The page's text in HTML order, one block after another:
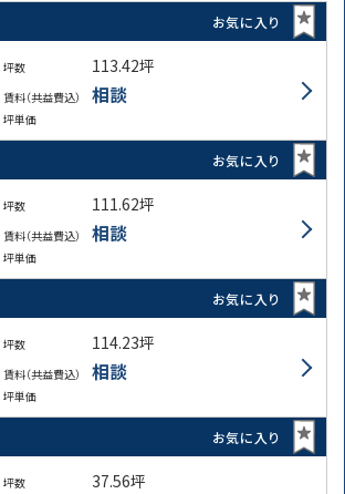
お気に入り
坪数 113.42坪
賃料（共益費込） 相談
坪単価
お気に入り
坪数 111.62坪
賃料（共益費込） 相談
坪単価
お気に入り
坪数 114.23坪
賃料（共益費込） 相談
坪単価
お気に入り
坪数 37.56坪